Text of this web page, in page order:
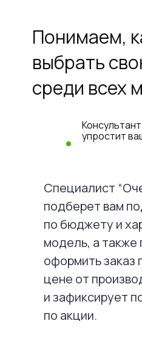
упростит
Специалист
подберет вам
по бюджету и
модель, а
оформить заказ
цене от
и зафиксирует
по акции.
Понимаем,
выбрать
среди всех